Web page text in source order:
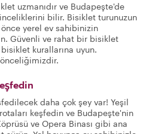
uzmanıdır ve Budapeşte'de
bilir. Bisiklet turunuzun
yerel ev sahibinizin
Güvenli ve rahat bir bisiklet
kurallarına uyun.
daha çok şey var! Yeşil
keşfedin ve Budapeşte'nin
ve Opera Binası gibi ana